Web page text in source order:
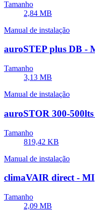
Tamanho
2,84 MB
Manual de instalação
auroSTEP plus DB -
Tamanho
3,13 MB
Manual de instalação
auroSTOR 300-
Tamanho
819,42 KB
Manual de instalação
climaVAIR direct - MI
Tamanho
2,09 MB